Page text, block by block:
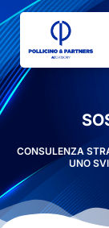
CONSULENZA
UNO